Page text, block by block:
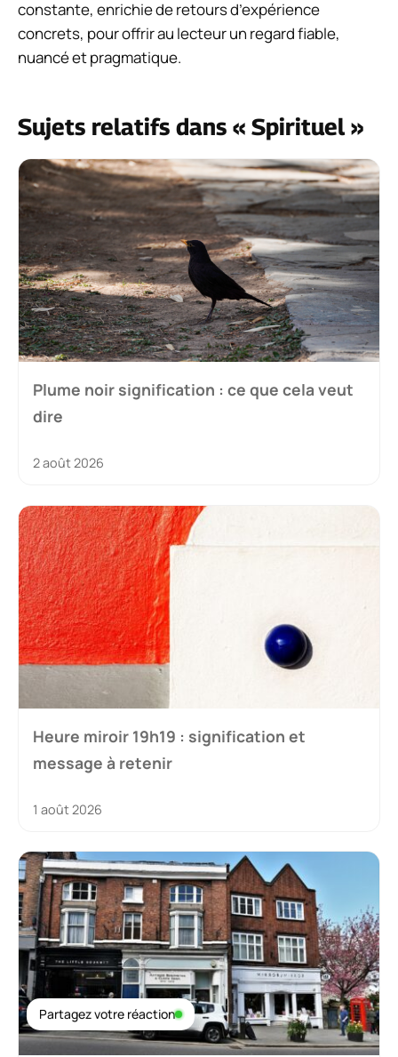
constante, enrichie de retours d’expérience
concrets, pour offrir au lecteur un regard fiable,
nuancé et pragmatique.
Sujets relatifs dans « Spirituel »
Plume noir signification : ce que cela veut
dire
2 août 2026
Heure miroir 19h19 : signification et
message à retenir
1 août 2026
Partagez votre réaction